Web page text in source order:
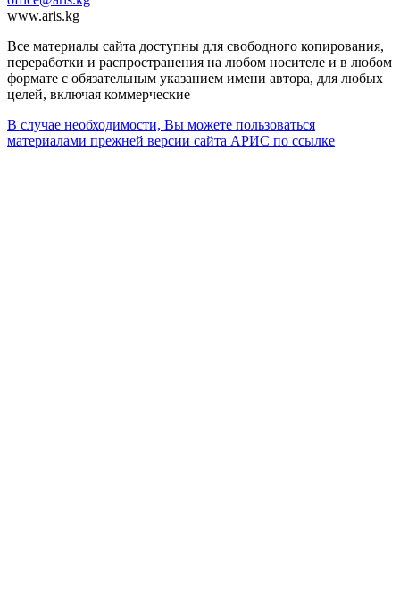
www.aris.kg
Все материалы сайта доступны для свободного копирования,
переработки и распространения на любом носителе и в любом
формате с обязательным указанием имени автора, для любых
целей, включая коммерческие
В случае необходимости, Вы можете пользоваться
материалами прежней версии сайта АРИС по ссылке